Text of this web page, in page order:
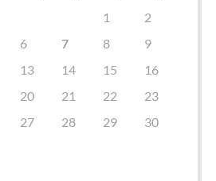
1
2
6 7 8
9
13 14 15
16
20 21 22
23
27 28 29
30